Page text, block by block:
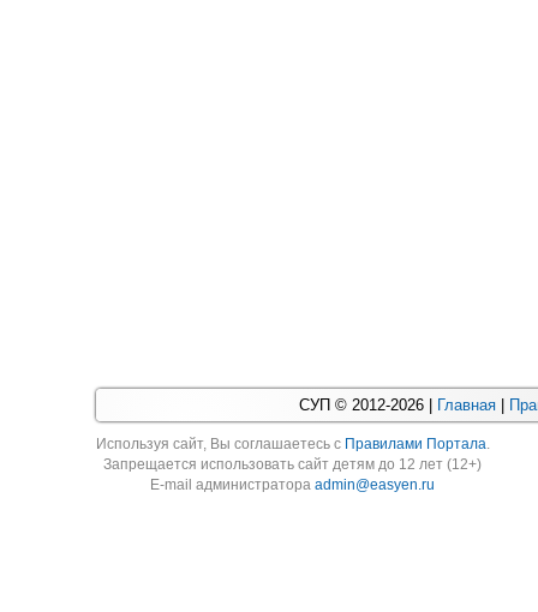
СУП © 2012-2026 | Главная
Используя cайт, Вы соглашаетесь с Правилами Портала.
Запрещается использовать сайт детям до 12 лет (12+)
E-mail администратораadmin@easyen.ru